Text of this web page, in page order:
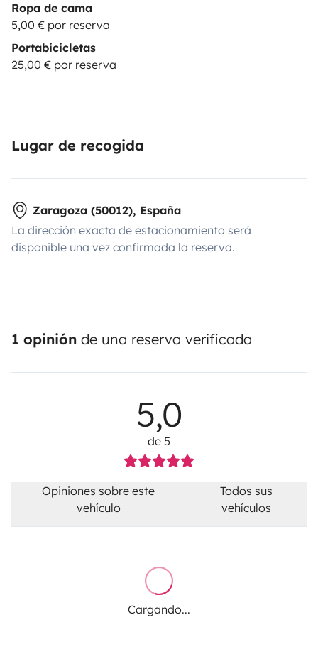
Ropa de cama
5,00 € por reserva
Portabicicletas
25,00 € por reserva
Lugar de recogida
Zaragoza (50012), España
La dirección exacta de estacionamiento será
disponible una vez confirmada la reserva.
1 opinión de una reserva verificada
5,0
de 5
Opiniones sobre este
vehículo
Todos sus
vehículos
Cargando...